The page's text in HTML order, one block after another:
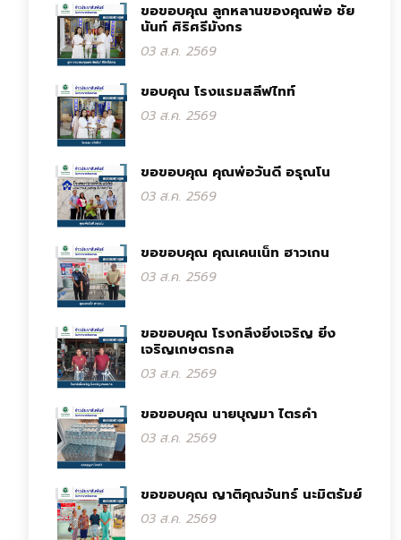
ขอขอบคุณ ลูกหลานของคุณพ่อ ชัย
นันท์ ศิริศรีมังกร
03 ส.ค. 2569
ขอบคุณ โรงแรมสลีฟไทท์
03 ส.ค. 2569
ขอขอบคุณ คุณพ่อวันดี อรุณโน
03 ส.ค. 2569
ขอขอบคุณ คุณเคนเน็ท ฮาวเกน
03 ส.ค. 2569
ขอขอบคุณ โรงกลึงยิ่งเจริญ ยิ่ง
เจริญเกษตรกล
03 ส.ค. 2569
ขอขอบคุณ นายบุญมา ไตรคำ
03 ส.ค. 2569
ขอขอบคุณ ญาติคุณจันทร์ นะมิตรัมย์
03 ส.ค. 2569